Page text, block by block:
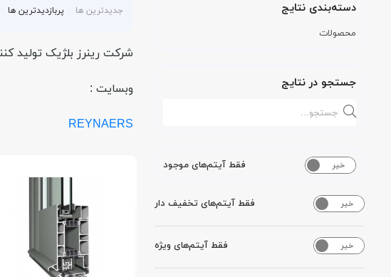
دسته‌بندی نتایج
محصولات
جستجو در نتایج
خیر فقط آیتم‌های موجود
خیر فقط آیتم‌های تخفیف دار
خیر فقط آیتم‌های ویژه
جدیدترین ها پربازدیدترین ها
شرکت رینرز بلژیک تولید
وبسایت :
REYNAERS